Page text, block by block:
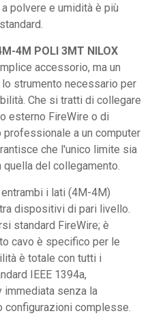
polvere e umidità è più
4M POLI 3MT NILOX
accessorio, ma un
strumento necessario per
Che si tratti di collegare
esterno FireWire o di
professionale a un computer
che l'unico limite sia
del collegamento.
i lati (4M-4M)
dispositivi di pari livello.
standard FireWire; è
cavo è specifico per le
è totale con tutti i
IEEE 1394a,
immediata senza la
complesse.